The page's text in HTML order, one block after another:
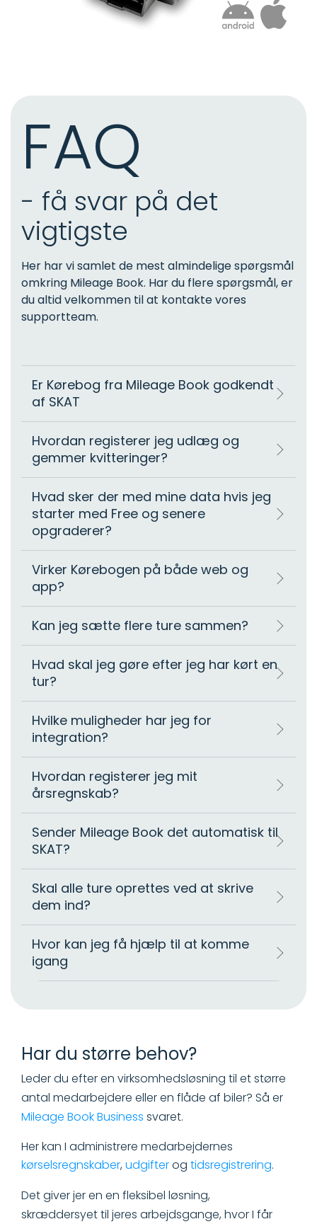
FAQ
- få svar på det
vigtigste
Her har vi samlet de mest almindelige spørgsmål
omkring Mileage Book. Har du flere spørgsmål, er
du altid velkommen til at kontakte vores
supportteam.
Er Kørebog fra Mileage Book godkendt
af SKAT
Hvordan registerer jeg udlæg og
gemmer kvitteringer?
Hvad sker der med mine data hvis jeg
starter med Free og senere
opgraderer?
Virker Kørebogen på både web og
app?
Kan jeg sætte flere ture sammen?
Hvad skal jeg gøre efter jeg har kørt en
tur?
Hvilke muligheder har jeg for
integration?
Hvordan registerer jeg mit
årsregnskab?
Sender Mileage Book det automatisk til
SKAT?
Skal alle ture oprettes ved at skrive
dem ind?
Hvor kan jeg få hjælp til at komme
igang
Har du større behov?
Leder du efter en virksomhedsløsning til et større
antal medarbejdere eller en flåde af biler? Så er
Mileage Book Business svaret.
Her kan I administrere medarbejdernes
kørselsregnskaber,udgifterog tidsregistrering.
Det giver jer en en fleksibel løsning,
skræddersyet til jeres arbejdsgange, hvor I får